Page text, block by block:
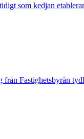
som kedjan
Fastighetsbyrån